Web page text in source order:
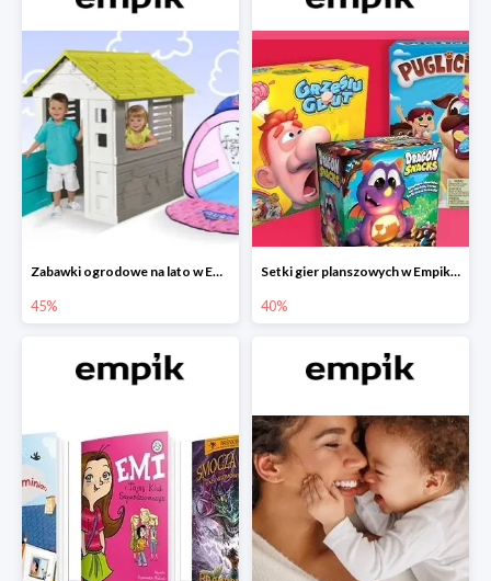
Zabawki ogrodowe na lato w Empiku do -45%
45%
Setki gier planszowych w Empiku do -40%
40%